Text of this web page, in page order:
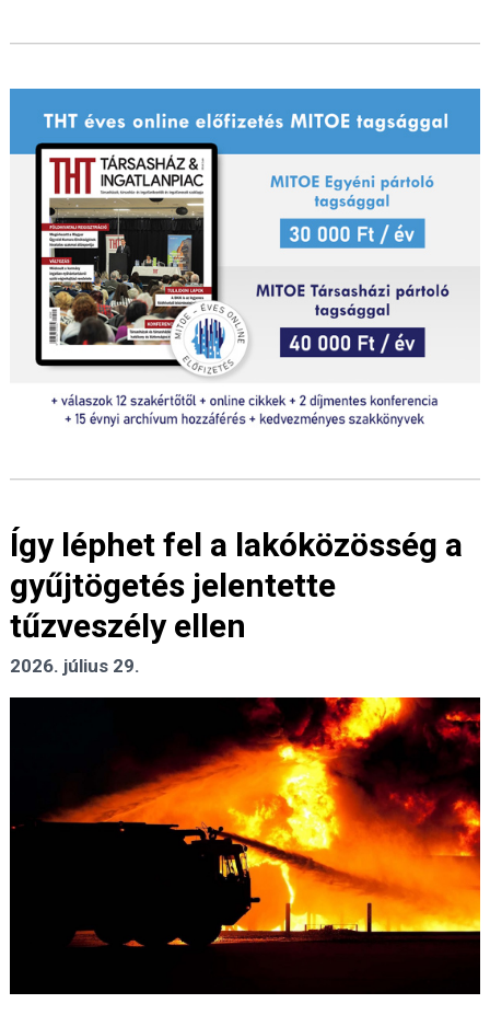
Így léphet fel a lakóközösség a
gyűjtögetés jelentette
tűzveszély ellen
2026. július 29.